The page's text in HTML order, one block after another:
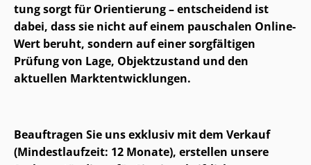
tung sorgt für Orientierung – entscheidend ist
dabei, dass sie nicht auf einem pauschalen Online-
Wert beruht, sondern auf einer sorgfältigen
Prüfung von Lage, Objektzustand und den
aktuellen Markt­ent­wick­lun­gen.
Beauftragen Sie uns exklusiv mit dem Verkauf
(Mindestlaufzeit: 12 Monate), erstellen unsere